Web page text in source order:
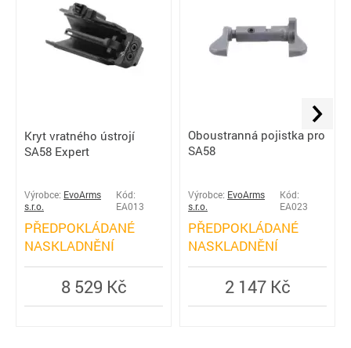
Kryt vratného ústrojí
SA58 Expert
Výrobce: EvoArms
s.r.o.
Kód:
EA013
PŘEDPOKLÁDANÉ
NASKLADNĚNÍ
8 529 Kč
Oboustranná pojistka pro
SA58
Výrobce: EvoArms
s.r.o.
Kód:
EA023
PŘEDPOKLÁDANÉ
NASKLADNĚNÍ
2 147 Kč